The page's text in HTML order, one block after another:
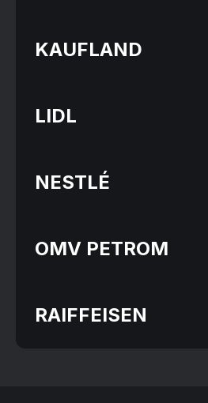
KAUFLAND
LIDL
NESTLÉ
OMV PETROM
RAIFFEISEN